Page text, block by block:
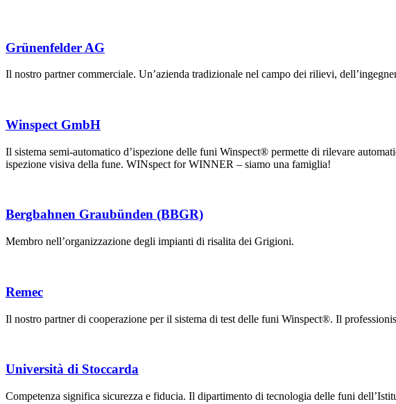
Grünenfelder AG
Il nostro partner commerciale. Un’azienda tradizionale nel campo dei rilievi,
Winspect GmbH
Il sistema semi-automatico d’ispezione delle funi Winspect® permette di rilevare
ispezione visiva della fune. WINspect for WINNER – siamo una famiglia!
Bergbahnen Graubünden (BBGR)
Membro nell’organizzazione degli impianti di risalita dei Grigioni.
Remec
Il nostro partner di cooperazione per il sistema di test delle funi Winspect®. Il
Università di Stoccarda
Competenza significa sicurezza e fiducia. Il dipartimento di tecnologia delle funi